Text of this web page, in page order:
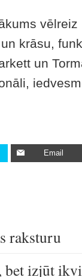
krāsu,
un
Email
raksturu
bet izjūt